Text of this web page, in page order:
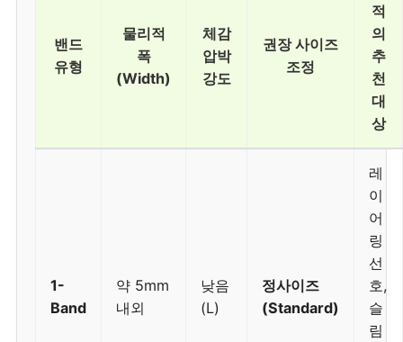
밴드
유형
물리적
폭
(Width)
체감
압박
강도
권장 사이즈
조정
적
의
추
천
대
상
1-
Band
약 5mm
내외
낮음
(L)
정사이즈
(Standard)
레
이
어
링
선
호,
슬
림